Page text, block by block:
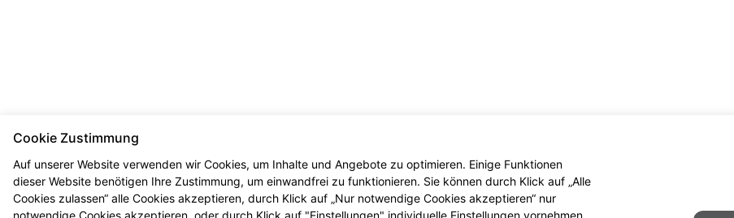
Cookie Zustimmung
Auf unserer Website verwenden wir Cookies, um Inhalte und Angebote zu optimieren. Einige Funktionen
dieser Website benötigen Ihre Zustimmung, um einwandfrei zu funktionieren. Sie können durch Klick auf „Alle
Cookies zulassen“ alle Cookies akzeptieren, durch Klick auf „Nur notwendige Cookies akzeptieren“ nur
notwendige Cookies akzeptieren, oder durch Klick auf "Einstellungen" individuelle Einstellungen vornehmen.